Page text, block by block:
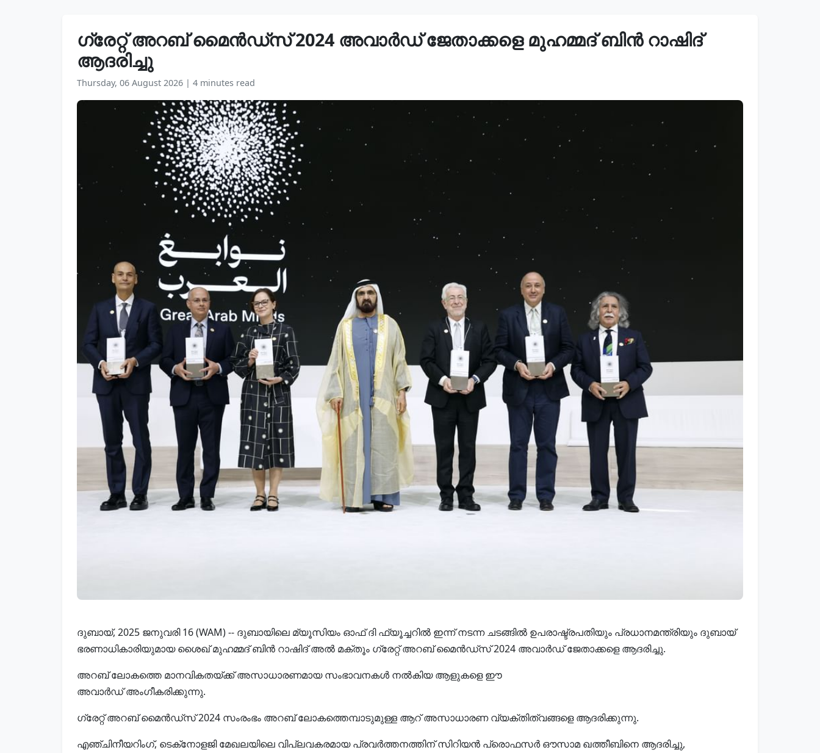
ഗ്രേറ്റ് അറബ് മൈൻഡ്‌സ് 2024 അവാർഡ് ജേതാക്കളെ മുഹമ്മദ് ബിൻ റാഷിദ്
ആദരിച്ചു
Thursday, 06 August 2026 | 4 minutes read
ദുബായ്, 2025 ജനുവരി 16 (WAM) -- ദുബായിലെ മ്യൂസിയം ഓഫ് ദി ഫ്യൂച്ചറിൽ ഇന്ന് നടന്ന ചടങ്ങിൽ ഉപരാഷ്ട്രപതിയും പ്രധാനമന്ത്രിയും ദുബായ്
ഭരണാധികാരിയുമായ ശൈഖ് മുഹമ്മദ് ബിൻ റാഷിദ് അൽ മക്തൂം ഗ്രേറ്റ് അറബ് മൈൻഡ്‌സ് 2024 അവാർഡ് ജേതാക്കളെ ആദരിച്ചു.
അറബ് ലോകത്തെ മാനവികതയ്ക്ക് അസാധാരണമായ സംഭാവനകൾ നൽകിയ ആളുകളെ ഈ
അവാർഡ് അംഗീകരിക്കുന്നു.
ഗ്രേറ്റ് അറബ് മൈൻഡ്‌സ് 2024 സംരംഭം അറബ് ലോകത്തെമ്പാടുമുള്ള ആറ് അസാധാരണ വ്യക്തിത്വങ്ങളെ ആദരിക്കുന്നു.
എഞ്ചിനീയറിംഗ്, ടെക്‌നോളജി മേഖലയിലെ വിപ്ലവകരമായ പ്രവർത്തനത്തിന് സിറിയൻ പ്രൊഫസർ ഔസാമ ഖത്തീബിനെ ആദരിച്ചു,